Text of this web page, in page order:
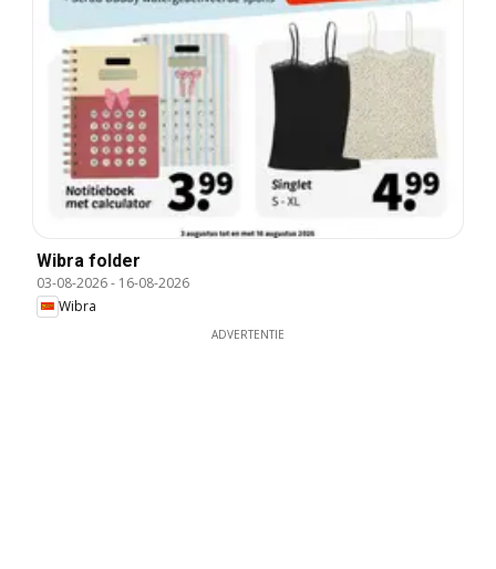
Wibra folder
03-08-2026- 16-08-2026
Wibra
ADVERTENTIE